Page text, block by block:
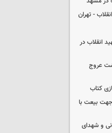
- تهران
انقلاب در
عروج
کتاب
جهت بیعت با
و شهدای